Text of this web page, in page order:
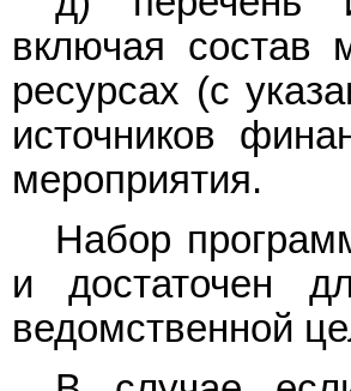
включая состав
ресурсах (с
источников
мероприятия.
Набор
и достаточен
ведомственной